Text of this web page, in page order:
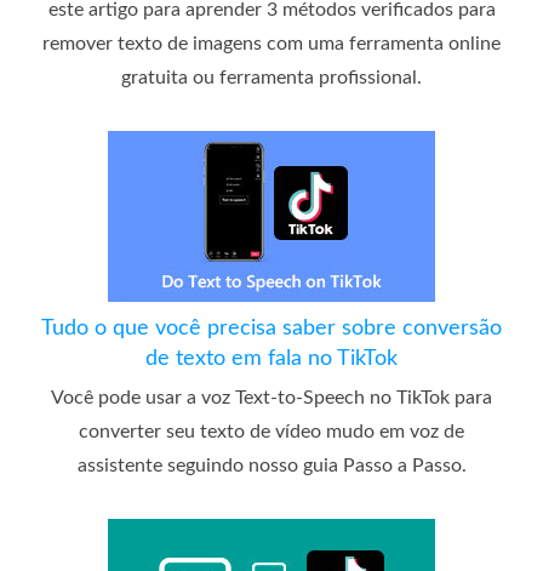
este artigo para aprender 3 métodos verificados para
remover texto de imagens com uma ferramenta online
gratuita ou ferramenta profissional.
Tudo o que você precisa saber sobre conversão
de texto em fala no TikTok
Você pode usar a voz Text-to-Speech no TikTok para
converter seu texto de vídeo mudo em voz de
assistente seguindo nosso guia Passo a Passo.